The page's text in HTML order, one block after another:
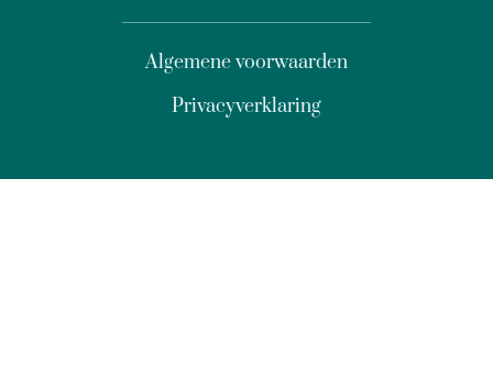
Privacyverklaring
Algemene voorwaarden